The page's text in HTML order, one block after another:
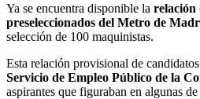
Ya se encuentra disponible la relación
preseleccionados del Metro de
selección de 100 maquinistas.
Esta relación provisional de
Servicio de Empleo Público de la
aspirantes que figuraban en algunas de